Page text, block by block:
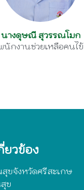
นางดุษณี สุวรรณโมก
นักงานช่วยเหลือคนไข้
ยวข้อง
ขจังหวัดศรีสะเกษ
ข